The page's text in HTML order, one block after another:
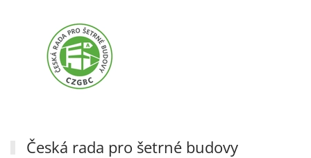
Česká rada pro šetrné budovy